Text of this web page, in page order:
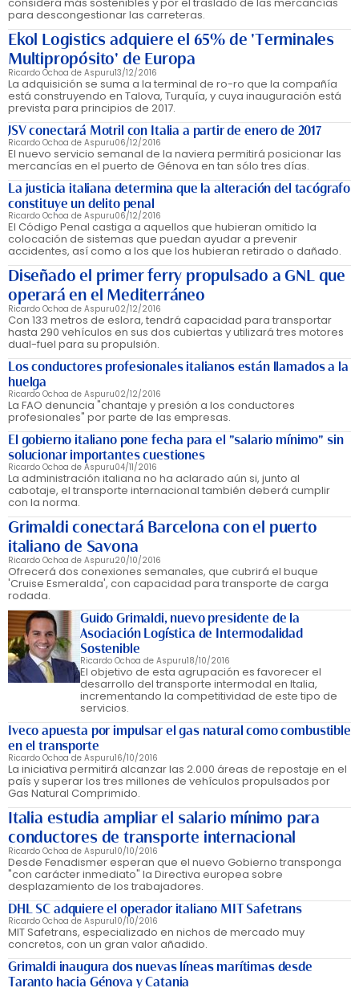
para descongestionar las carreteras.
Ekol Logistics adquiere el 65% de 'Terminales
Multipropósito' de Europa
Ricardo Ochoa de Aspuru13/12/2016
La adquisición se suma a la terminal de ro-ro que la compañía
está construyendo en Talova, Turquía, y cuya inauguración está
prevista para principios de 2017.
JSV conectará Motril con Italia a partir de enero de 2017
Ricardo Ochoa de Aspuru06/12/2016
El nuevo servicio semanal de la naviera permitirá posicionar las
mercancías en el puerto de Génova en tan sólo tres días.
La justicia italiana determina que la alteración del tacógrafo
constituye un delito penal
Ricardo Ochoa de Aspuru06/12/2016
El Código Penal castiga a aquellos que hubieran omitido la
colocación de sistemas que puedan ayudar a prevenir
accidentes, así como a los que los hubieran retirado o dañado.
Diseñado el primer ferry propulsado a GNL que
operará en el Mediterráneo
Ricardo Ochoa de Aspuru02/12/2016
Con 133 metros de eslora, tendrá capacidad para transportar
hasta 290 vehículos en sus dos cubiertas y utilizará tres motores
dual-fuel para su propulsión.
Los conductores profesionales italianos están llamados a la
huelga
Ricardo Ochoa de Aspuru02/12/2016
La FAO denuncia "chantaje y presión a los conductores
profesionales" por parte de las empresas.
El gobierno italiano pone fecha para el "salario mínimo" sin
solucionar importantes cuestiones
Ricardo Ochoa de Aspuru04/11/2016
La administración italiana no ha aclarado aún si, junto al
cabotaje, el transporte internacional también deberá cumplir
con la norma.
Grimaldi conectará Barcelona con el puerto
italiano de Savona
Ricardo Ochoa de Aspuru20/10/2016
Ofrecerá dos conexiones semanales, que cubrirá el buque
'Cruise Esmeralda', con capacidad para transporte de carga
rodada.
Guido Grimaldi, nuevo presidente de la
Asociación Logística de Intermodalidad
Sostenible
Ricardo Ochoa de Aspuru18/10/2016
El objetivo de esta agrupación es favorecer el
desarrollo del transporte intermodal en Italia,
incrementando la competitividad de este tipo de
servicios.
Iveco apuesta por impulsar el gas natural como combustible
en el transporte
Ricardo Ochoa de Aspuru16/10/2016
La iniciativa permitirá alcanzar las 2.000 áreas de repostaje en el
país y superar los tres millones de vehículos propulsados por
Gas Natural Comprimido.
Italia estudia ampliar el salario mínimo para
conductores de transporte internacional
Ricardo Ochoa de Aspuru10/10/2016
Desde Fenadismer esperan que el nuevo Gobierno transponga
"con carácter inmediato" la Directiva europea sobre
desplazamiento de los trabajadores.
DHL SC adquiere el operador italiano MIT Safetrans
Ricardo Ochoa de Aspuru10/10/2016
MIT Safetrans, especializado en nichos de mercado muy
concretos, con un gran valor añadido.
Grimaldi inaugura dos nuevas líneas marítimas desde
Taranto hacia Génova y Catania